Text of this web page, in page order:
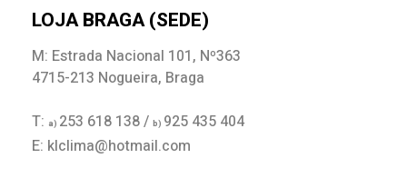
LOJA BRAGA (SEDE)
M: Estrada Nacional 101, Nº363
4715-213 Nogueira, Braga
T: a) 253 618 138 / b) 925 435 404
E: klclima@hotmail.com